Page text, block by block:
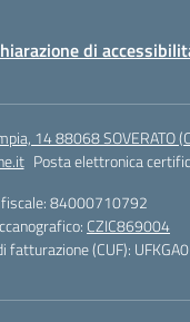
di
14 88068 SOVERATO
Posta elettronica
fiscale: 84000710792
CZIC869004
fatturazione (CUF): UFKGA0